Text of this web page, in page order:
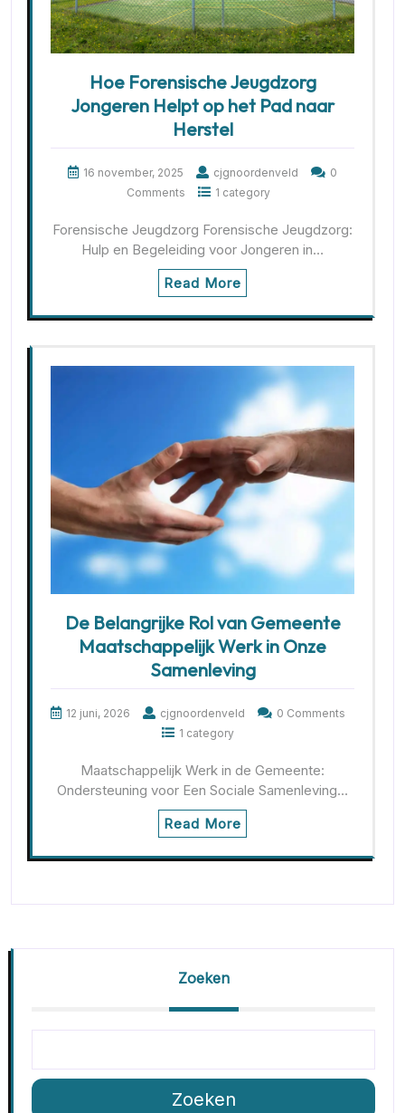
Hoe Forensische Jeugdzorg
Jongeren Helpt op het Pad naar
Herstel
16 november, 2025 cjgnoordenveld
0
Comments
1 category
Forensische Jeugdzorg Forensische Jeugdzorg:
Hulp en Begeleiding voor Jongeren in…
Read More
De Belangrijke Rol van Gemeente
Maatschappelijk Werk in Onze
Samenleving
12 juni, 2026 cjgnoordenveld
0 Comments
1 category
Maatschappelijk Werk in de Gemeente:
Ondersteuning voor Een Sociale Samenleving…
Read More
Zoeken
Zoeken